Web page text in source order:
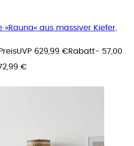
»Rauna« aus massiver Kiefer,
UVP 629,99 €Rabatt- 57,00
€